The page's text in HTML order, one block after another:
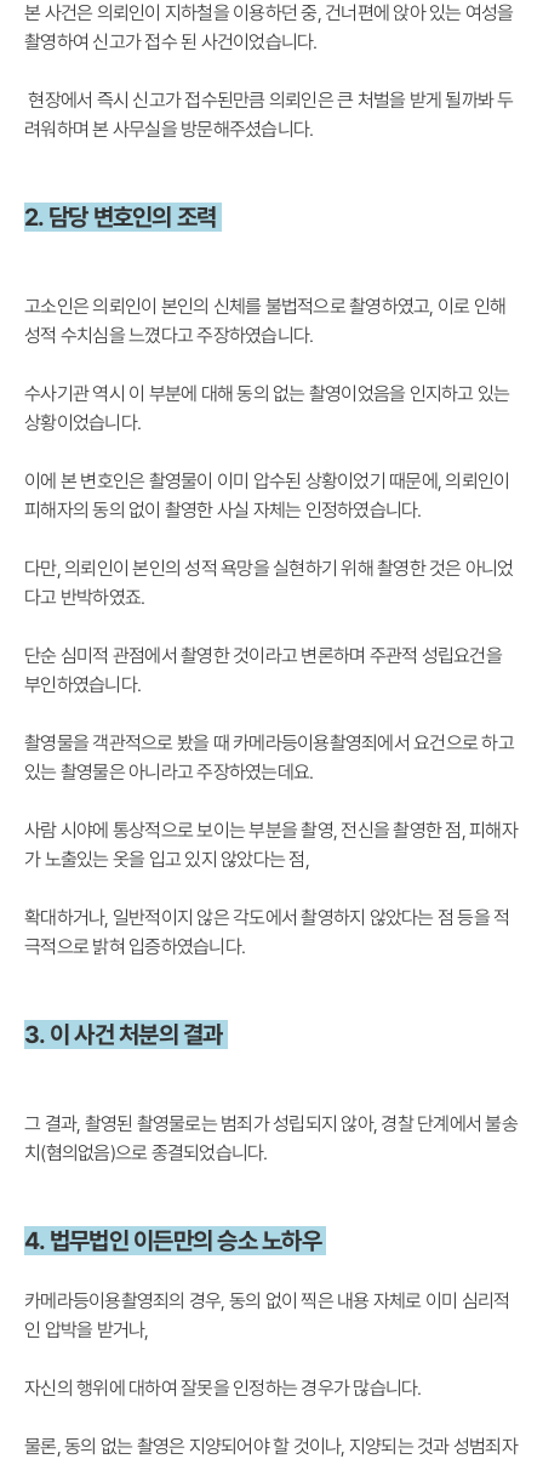
본 사건은 의뢰인이 지하철을 이용하던 중, 건너편에 앉아 있는 여성을
촬영하여 신고가 접수 된 사건이었습니다.
현장에서 즉시 신고가 접수된만큼 의뢰인은 큰 처벌을 받게 될까봐 두
려워하며 본 사무실을 방문해주셨습니다.
​2. 담당 변호인의 조력
고소인은 의뢰인이 본인의 신체를 불법적으로 촬영하였고, 이로 인해
성적 수치심을 느꼈다고 주장하였습니다.
수사기관 역시 이 부분에 대해 동의 없는 촬영이었음을 인지하고 있는
상황이었습니다.
이에 본 변호인은 촬영물이 이미 압수된 상황이었기 때문에, 의뢰인이
피해자의 동의 없이 촬영한 사실 자체는 인정하였습니다.
다만, 의뢰인이 본인의 성적 욕망을 실현하기 위해 촬영한 것은 아니었
다고 반박하였죠.
단순 심미적 관점에서 촬영한 것이라고 변론하며 주관적 성립요건을
부인하였습니다.
촬영물을 객관적으로 봤을 때 카메라등이용촬영죄에서 요건으로 하고
있는 촬영물은 아니라고 주장하였는데요.
사람 시야에 통상적으로 보이는 부분을 촬영, 전신을 촬영한 점, 피해자
가 노출있는 옷을 입고 있지 않았다는 점,
확대하거나, 일반적이지 않은 각도에서 촬영하지 않았다는 점 등을 적
극적으로 밝혀 입증하였습니다.
3. 이 사건 처분의 결과
그 결과, 촬영된 촬영물로는 범죄가 성립되지 않아, 경찰 단계에서 불송
치(혐의없음)으로 종결되었습니다.
4. 법무법인 이든만의 승소 노하우
카메라등이용촬영죄의 경우, 동의 없이 찍은 내용 자체로 이미 심리적
인 압박을 받거나,
자신의 행위에 대하여 잘못을 인정하는 경우가 많습니다.
물론, 동의 없는 촬영은 지양되어야 할 것이나, 지양되는 것과 성범죄자